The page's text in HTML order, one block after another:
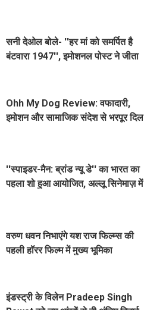
सनी देओल बोले- ''हर मां को समर्पित है
बंटवारा 1947'', इमोशनल पोस्ट ने जीता
Ohh My Dog Review: वफादारी,
इमोशन और सामाजिक संदेश से भरपूर दिल
''स्पाइडर-मैन: ब्रांड न्यू डे'' का भारत का
पहला शो हुआ आयोजित, अल्लू सिनेमाज़ में
वरुण धवन निभाएंगे यश राज फिल्म्स की
पहली हॉरर फिल्म में मुख्य भूमिका
इंडस्ट्री के विलेन Pradeep Singh